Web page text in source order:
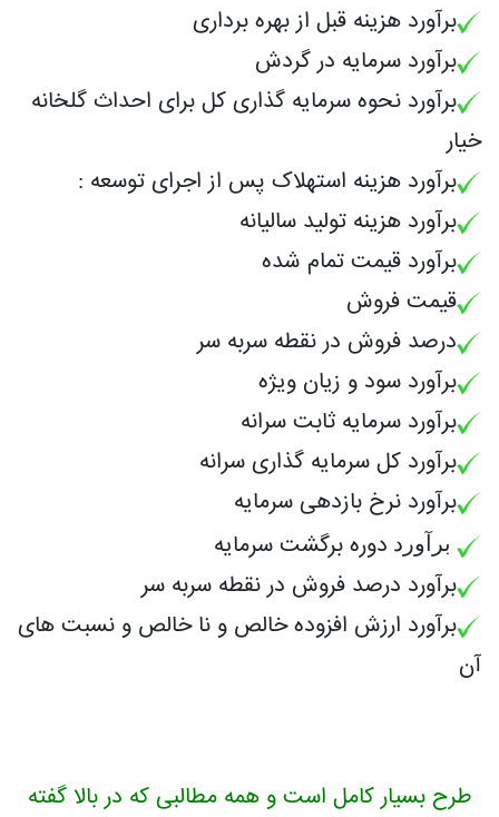
برآورد هزینه قبل از بهره برداری
برآورد سرمایه در گردش
برآورد نحوه سرمایه گذاری کل برای احداث گلخانه
خیار
برآورد هزینه استهلاک پس از اجرای توسعه :
برآورد هزینه تولید سالیانه
برآورد قیمت تمام شده
قیمت فروش
درصد فروش در نقطه سربه سر
برآورد سود و زیان ویژه
برآورد سرمایه ثابت سرانه
برآورد کل سرمایه گذاری سرانه
برآورد نرخ بازدهی سرمایه
برآورد دوره برگشت سرمایه
برآورد درصد فروش در نقطه سربه سر
برآورد ارزش افزوده خالص و نا خالص و نسبت های
آن
طرح بسیار کامل است و همه مطالبی که در بالا گفته